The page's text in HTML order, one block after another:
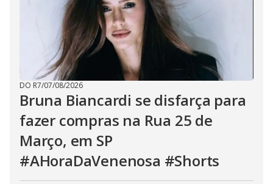
DO R7/07/08/2026
Bruna Biancardi se disfarça para
fazer compras na Rua 25 de
Março, em SP
#AHoraDaVenenosa #Shorts